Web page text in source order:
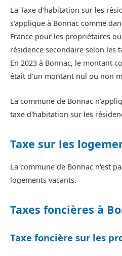
La Taxe d'habitation sur les
s'applique à Bonnac comme
France pour les propriétaires
résidence secondaire selon les
En 2023 à Bonnac, le montant
était d'un montant nul ou non
La commune de Bonnac
taxe d'habitation sur les
Taxe sur les
La commune de Bonnac n'est
logements vacants.
Taxes foncières à
Taxe foncière sur les